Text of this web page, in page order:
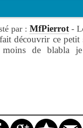
par : MfPierrot-
découvrir ce petit
de blabla